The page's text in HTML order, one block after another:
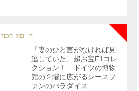
TEXT: 原田 了
「妻のひと言がなければ見
逃していた」超お宝F1コレ
クション！ ドイツの博物
館の２階に広がるレースフ
ァンのパラダイス